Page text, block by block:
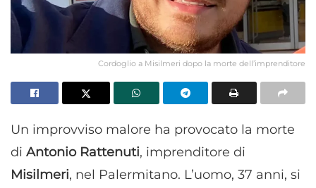
Cordoglio a Misilmeri dopo la morte dell’imprenditore
Un improvviso malore ha provocato la morte
di Antonio Rattenuti, imprenditore di
Misilmeri, nel Palermitano. L’uomo, 37 anni, si